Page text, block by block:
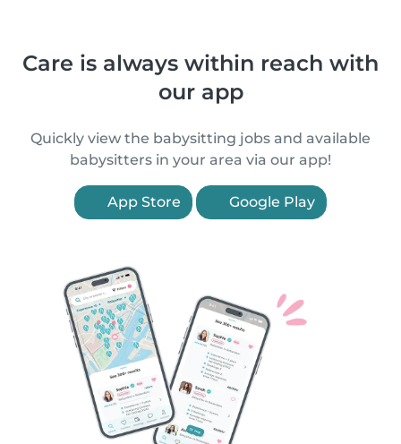
Care is always within reach with
our app
Quickly view the babysitting jobs and available
babysitters in your area via our app!
App Store Google Play